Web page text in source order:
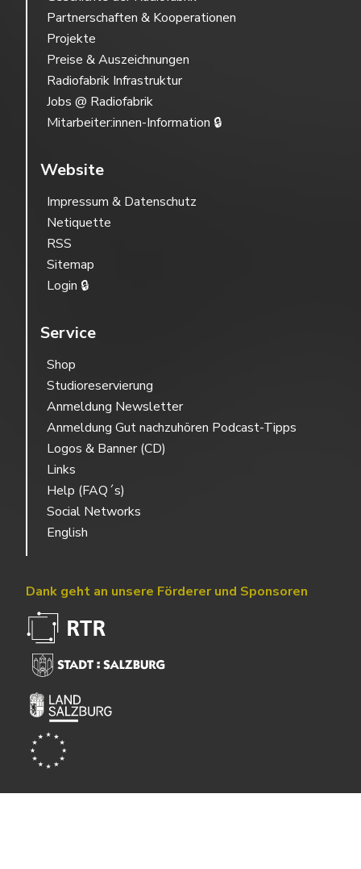
Partnerschaften & Kooperationen
Projekte
Preise & Auszeichnungen
Radiofabrik Infrastruktur
Jobs @ Radiofabrik
Mitarbeiter:innen-Information 🔒
Website
Impressum & Datenschutz
Netiquette
RSS
Sitemap
Login 🔒
Service
Shop
Studioreservierung
Anmeldung Newsletter
Anmeldung Gut nachzuhören Podcast-Tipps
Logos & Banner (CD)
Links
Help (FAQ´s)
Social Networks
English
Dank geht an unsere Förderer und Sponsoren